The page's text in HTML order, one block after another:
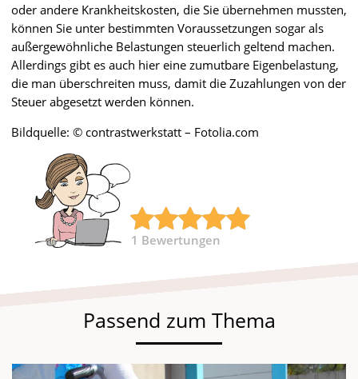
oder andere Krankheitskosten, die Sie übernehmen mussten,
können Sie unter bestimmten Voraussetzungen sogar als
außergewöhnliche Belastungen steuerlich geltend machen.
Allerdings gibt es auch hier eine zumutbare Eigenbelastung,
die man überschreiten muss, damit die Zuzahlungen von der
Steuer abgesetzt werden können.
Bildquelle: © contrastwerkstatt – Fotolia.com
1 Bewertungen
Passend zum Thema